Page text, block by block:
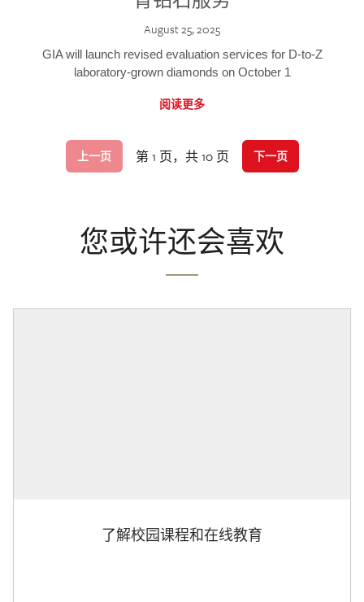
August 25, 2025
GIA will launch revised evaluation services for D-to-Z
laboratory-grown diamonds on October 1
阅读更多
上一页 第 1 页，共 10 页 下一页
您或许还会喜欢
了解校园课程和在线教育